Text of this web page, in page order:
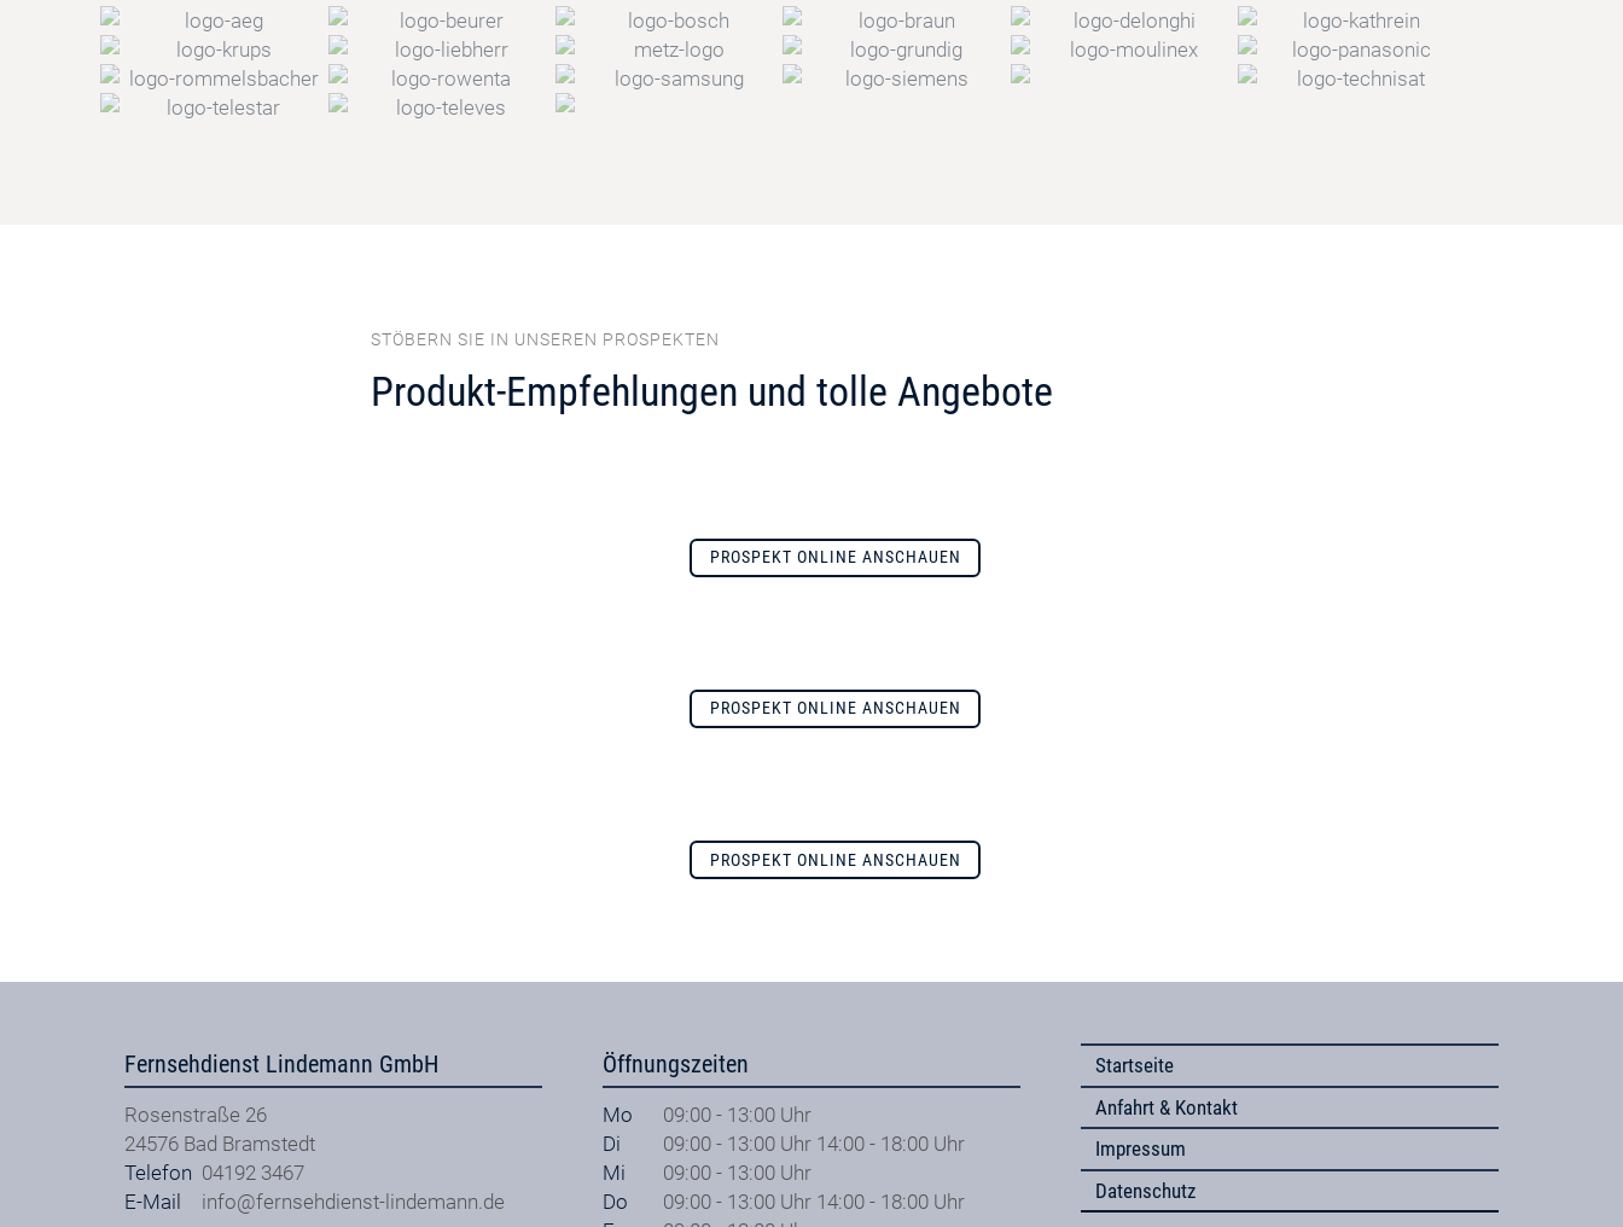
STÖBERN SIE IN UNSEREN PROSPEKTEN
Produkt-Empfehlungen und tolle Angebote
PROSPEKT ONLINE ANSCHAUEN
PROSPEKT ONLINE ANSCHAUEN
PROSPEKT ONLINE ANSCHAUEN
Fernsehdienst Lindemann GmbH
Rosenstraße 26
24576 Bad Bramstedt
Telefon 04192 3467
E-Mail
info@fernsehdienst-lindemann.de
Öffnungszeiten
Mo
09:00 - 13:00 Uhr
Di
09:00 - 13:00 Uhr 14:00 - 18:00 Uhr
Mi
09:00 - 13:00 Uhr
Do
09:00 - 13:00 Uhr 14:00 - 18:00 Uhr
Startseite
Anfahrt & Kontakt
Impressum
Datenschutz